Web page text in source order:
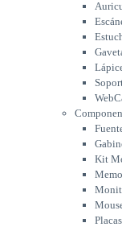
Kit
Placas
Equipos
Kit